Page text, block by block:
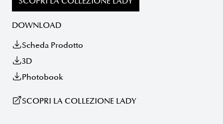
DOWNLOAD
Scheda Prodotto
3D
Photobook
SCOPRI LA COLLEZIONE LADY